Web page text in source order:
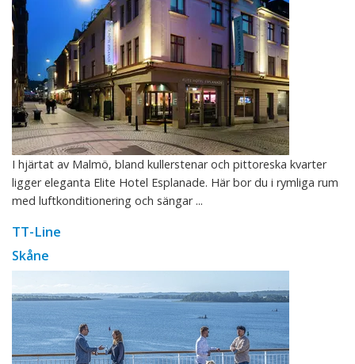
I hjärtat av Malmö, bland kullerstenar och pittoreska kvarter
ligger eleganta Elite Hotel Esplanade. Här bor du i rymliga rum
med luftkonditionering och sängar ...
TT-Line
Skåne